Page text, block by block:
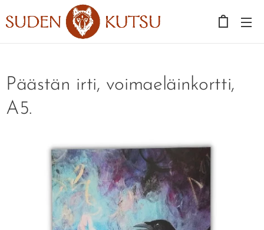
Päästän irti, voimaeläinkortti,
A5.